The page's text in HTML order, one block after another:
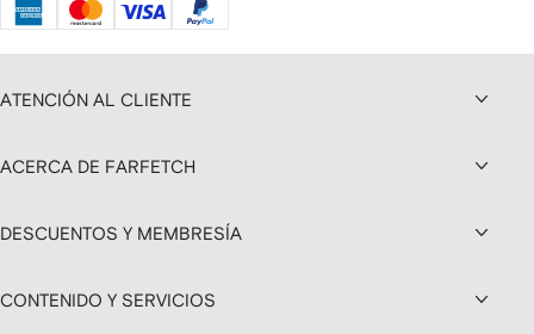
ATENCIÓN AL CLIENTE
ACERCA DE FARFETCH
DESCUENTOS Y MEMBRESÍA
CONTENIDO Y SERVICIOS